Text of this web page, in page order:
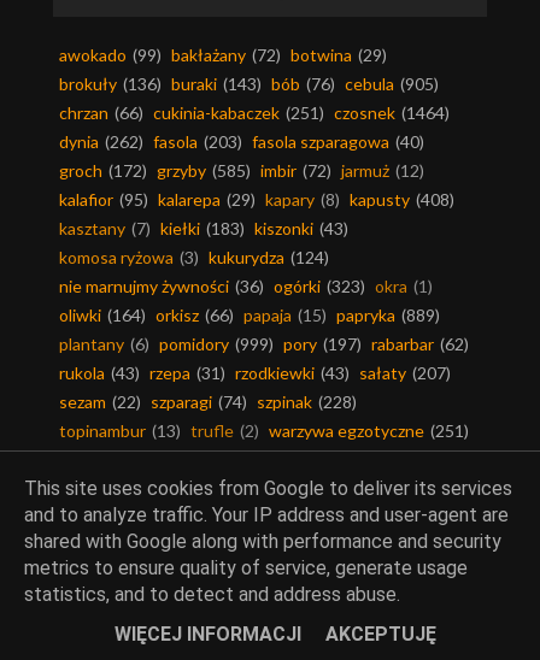
awokado (99) bakłażany (72) botwina (29)
brokuły (136) buraki (143) bób (76) cebula (905)
chrzan (66) cukinia-kabaczek (251) czosnek (1464)
dynia (262) fasola (203) fasola szparagowa (40)
groch (172) grzyby (585) imbir (72) jarmuż (12)
kalafior (95) kalarepa (29) kapary (8) kapusty (408)
kasztany (7) kiełki (183) kiszonki (43)
komosa ryżowa (3) kukurydza (124)
nie marnujmy żywności (36) ogórki (323) okra (1)
oliwki (164) orkisz (66) papaja (15) papryka (889)
plantany (6) pomidory (999) pory (197) rabarbar (62)
rukola (43) rzepa (31) rzodkiewki (43) sałaty (207)
sezam (22) szparagi (74) szpinak (228)
topinambur (13) trufle (2) warzywa egzotyczne (251)
zapomniane owoce i warzywa (41) ziemniaki (487)
Ciasta i desery
This site uses cookies from Google to deliver its services
and to analyze traffic. Your IP address and user-agent are
shared with Google along with performance and security
metrics to ensure quality of service, generate usage
statistics, and to detect and address abuse.
WIĘCEJ INFORMACJI
AKCEPTUJĘ